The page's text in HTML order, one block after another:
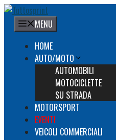
Vai
contenuto
MENU
HOME
AUTO/MOTO
AUTOMOBILI
MOTOCICLETTE
SU STRADA
MOTORSPORT
EVENTI
VEICOLI COMMERCIALI